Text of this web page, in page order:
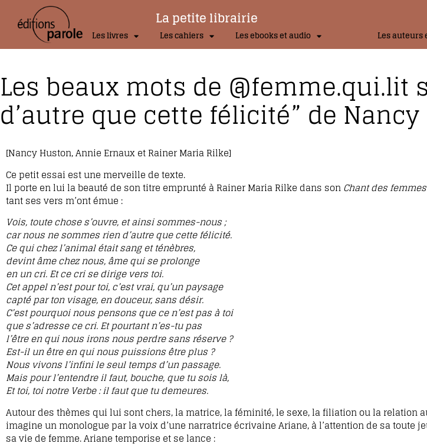
La petite librairie
Les livres Les cahiers Les ebooks et audio Les auteurs
Les beaux mots de @femme.qui.lit
d’autre que cette félicité” de
[Nancy Huston, Annie Ernaux et Rainer Maria Rilke]
Ce petit essai est une merveille de texte.
Il porte en lui la beauté de son titre emprunté à Rainer Maria Rilke dans sonChant des
tant ses vers m’ont émue :
Vois, toute chose s’ouvre, et ainsi sommes-nous ;
car nous ne sommes rien d’autre que cette félicité.
Ce qui chez l’animal était sang et ténèbres,
devint âme chez nous, âme qui se prolonge
en un cri. Et ce cri se dirige vers toi.
Cet appel n’est pour toi, c’est vrai, qu’un paysage
capté par ton visage, en douceur, sans désir.
C’est pourquoi nous pensons que ce n’est pas à toi
que s’adresse ce cri. Et pourtant n’es-tu pas
l’être en qui nous irons nous perdre sans réserve ?
Est-il un être en qui nous puissions être plus ?
Nous vivons l’infini le seul temps d’un passage.
Mais pour l’entendre il faut, bouche, que tu sois là,
Et toi, toi notre Verbe : il faut que tu demeures.
Autour des thèmes qui lui sont chers, la matrice, la féminité, le sexe, la filiation ou la relation
imagine un monologue par la voix d’une narratrice écrivaine Ariane, à l’attention de sa toute
sa vie de femme. Ariane temporise et se lance :